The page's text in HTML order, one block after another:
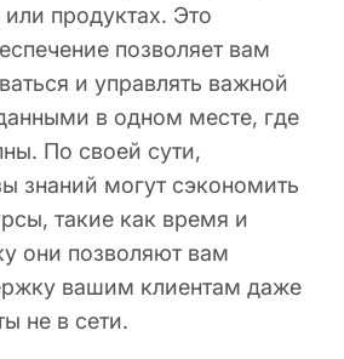
продуктах. Это
позволяет вам
и управлять важной
в одном месте, где
По своей сути,
знаний могут сэкономить
такие как время и
они позволяют вам
вашим клиентам даже
не в сети.